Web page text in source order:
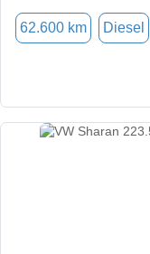
62.600 km Diesel